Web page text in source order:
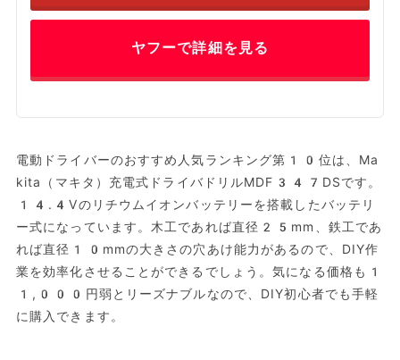
ヤフーで詳細を見る
電動ドライバーのおすすめ人気ランキング第10位は、Ma
kita（マキタ）充電式ドライバドリルMDF347DSです。
14.4Vのリチウムイオンバッテリーを搭載したバッテリ
ー式になっています。木工であれば直径25mm、鉄工であ
れば直径10mmの大きさの穴あけ能力があるので、DIY作
業を効率化させることができるでしょう。気になる価格も1
1,000円弱とリーズナブルなので、DIY初心者でも手軽
に購入できます。